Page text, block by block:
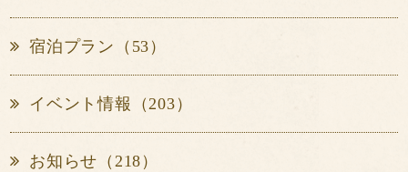
宿泊プラン（53）
イベント情報（203）
お知らせ（218）